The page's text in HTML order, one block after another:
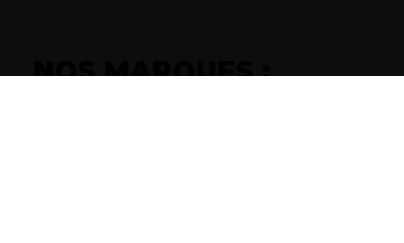
NOS MARQUES :